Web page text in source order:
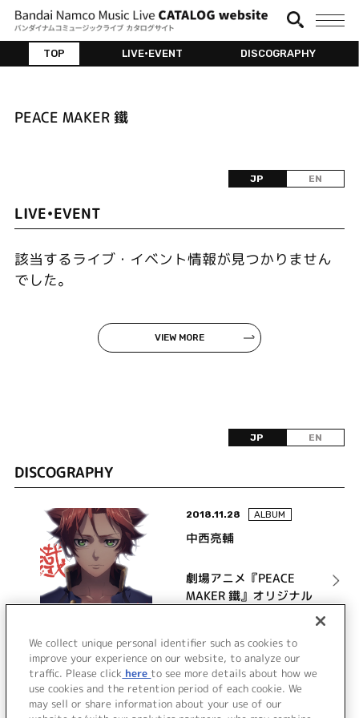
TOP LIVE•EVENT DISCOGRAPHY
PEACE MAKER 鐵
JP EN
LIVE•EVENT
該当するライブ・イベント情報が見つかりません
でした。
VIEW MORE
JP EN
DISCOGRAPHY
2018.11.28 ALBUM
中西亮輔
劇場アニメ『PEACE
MAKER 鐵』オリジナル
詳細を見る
VIEW MORE
We collect unique personal identifier such as cookies to
improve your experience on our website, to analyze our
traffic. Please click here to see more details about how we
use cookies and the retention period of each cookie. We
may sell or share information about your use of our